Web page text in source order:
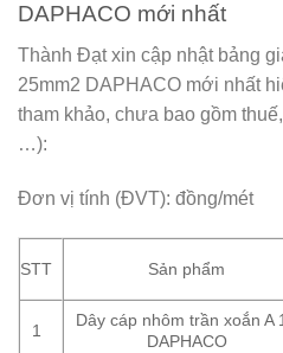
DAPHACO mới nhất
Thành Đạt xin cập nhật bảng
25mm2 DAPHACO mới nhất
tham khảo, chưa bao gồm
…):
Đơn vị tính (ĐVT): đồng/mét
STT Sản phẩm
1
Dây cáp nhôm trần xoắn A
DAPHACO